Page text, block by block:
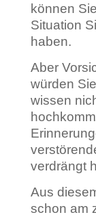
können
Situation
haben.
Aber
würden
wissen
verdrängt
Aus
schon am